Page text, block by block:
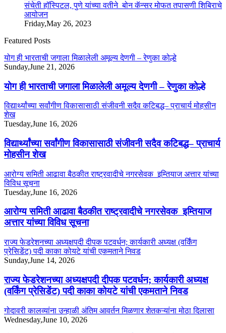
संचेती हॉस्पिटल, पुणे यांच्या वतीने बोन कॅन्सर मोफत तपासणी शिबिराचे
आयोजन
Friday,May 26, 2023
Featured Posts
योग ही भारताची जगाला मिळालेली अमूल्य देणगी – रेणुका कोल्हे
Sunday,June 21, 2026
योग ही भारताची जगाला मिळालेली अमूल्य देणगी – रेणुका कोल्हे
विद्यार्थ्यांच्या सर्वांगीण विकासासाठी संजीवनी सदैव कटिबद्ध– प्राचार्य मोहसीन
शेख
Tuesday,June 16, 2026
विद्यार्थ्यांच्या सर्वांगीण विकासासाठी संजीवनी सदैव कटिबद्ध– प्राचार्य
मोहसीन शेख
आरोग्य समिती आढावा बैठकीत राष्ट्रवादीचे नगरसेवक इम्तियाज अत्तार यांच्या
विविध सूचना
Tuesday,June 16, 2026
आरोग्य समिती आढावा बैठकीत राष्ट्रवादीचे नगरसेवक इम्तियाज
अत्तार यांच्या विविध सूचना
राज्य फेडरेशनच्या अध्यक्षपदी दीपक पटवर्धन; कार्यकारी अध्यक्ष (वर्किंग
प्रेसिडेंट) पदी काका कोयटे यांची एकमताने निवड
Sunday,June 14, 2026
राज्य फेडरेशनच्या अध्यक्षपदी दीपक पटवर्धन; कार्यकारी अध्यक्ष
(वर्किंग प्रेसिडेंट) पदी काका कोयटे यांची एकमताने निवड
गोदावरी कालव्यांना उन्हाळी अंतिम आवर्तन मिळणार शेतकऱ्यांना मोठा दिलासा
Wednesday,June 10, 2026